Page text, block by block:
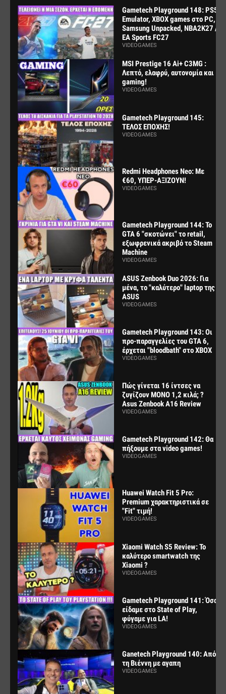
Gametech Playground 148: PS5
Emulator, XBOX games στο PC,
Samsung Unpacked, NBA2K27 /
EA Sports FC27
VIDEOGAMES
MSI Prestige 16 Ai+ C3MG :
Λεπτό, ελαφρύ, αυτονομία και
gaming!
VIDEOGAMES
Gametech Playground 145:
ΤΕΛΟΣ ΕΠΟΧΗΣ!
VIDEOGAMES
Redmi Headphones Neo: Με
€60, ΥΠΕΡ-ΑΞΙΖΟΥΝ!
VIDEOGAMES
Gametech Playground 144: Το
GTA 6 "σκοτώνει" το retail,
εξωφρενικά ακριβό το Steam
Machine
VIDEOGAMES
ASUS Zenbook Duo 2026: Για
μένα, το "καλύτερο" laptop της
ASUS
VIDEOGAMES
Gametech Playground 143: Οι
προ-παραγγελίες του GTA 6,
έρχεται "bloodbath" στο XBOX
VIDEOGAMES
Πώς γίνεται 16 ίντσες να
ζυγίζουν ΜΟΝΟ 1,2 κιλά; ?
Asus Zenbook A16 Review
VIDEOGAMES
Gametech Playground 142: Θα
πήξουμε στα video games!
VIDEOGAMES
Huawei Watch Fit 5 Pro:
Premium χαρακτηριστικά σε
"Fit" τιμή!
VIDEOGAMES
Xiaomi Watch S5 Review: Το
καλύτερο smartwatch της
Xiaomi ?
VIDEOGAMES
Gametech Playground 141: Όσα
είδαμε στο State of Play,
φύγαμε για LA!
VIDEOGAMES
Ganetech Playground 140: Από
τη Βιέννη με αγαπη
VIDEOGAMES